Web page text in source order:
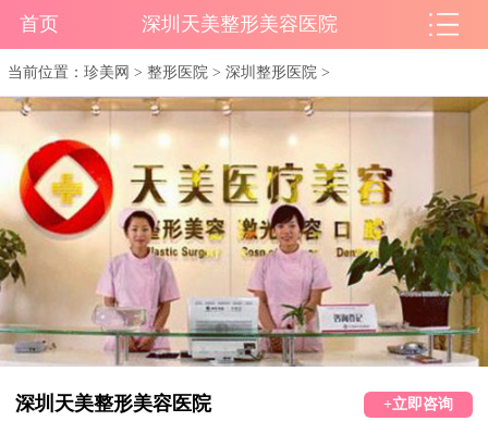
首页 深圳天美整形美容医院
当前位置：珍美网 >整形医院 >深圳整形医院 >
深圳天美整形美容医院 +立即咨询